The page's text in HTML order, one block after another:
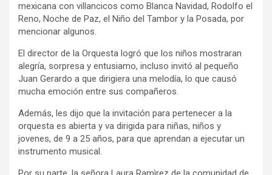
mexicana con villancicos como Blanca Navidad, Rodolfo el
Reno, Noche de Paz, el Niño del Tambor y la Posada, por
mencionar algunos.
El director de la Orquesta logró que los niños mostraran
alegría, sorpresa y entusiamo, incluso invitó al pequeño
Juan Gerardo a que dirigiera una melodía, lo que causó
mucha emoción entre sus compañeros.
Además, les dijo que la invitación para pertenecer a la
orquesta es abierta y va dirigida para niñas, niños y
jovenes, de 9 a 25 años, para que aprendan a ejecutar un
instrumento musical.